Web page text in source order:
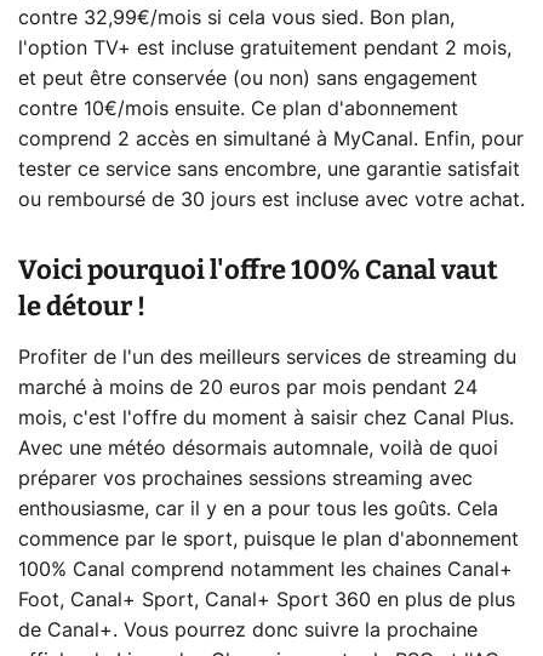
contre 32,99€/mois si cela vous sied. Bon plan,
l'option TV+ est incluse gratuitement pendant 2 mois,
et peut être conservée (ou non) sans engagement
contre 10€/mois ensuite. Ce plan d'abonnement
comprend 2 accès en simultané à MyCanal. Enfin, pour
tester ce service sans encombre, une garantie satisfait
ou remboursé de 30 jours est incluse avec votre achat.
Voici pourquoi l'offre 100% Canal vaut
le détour !
Profiter de l'un des meilleurs services de streaming du
marché à moins de 20 euros par mois pendant 24
mois, c'est l'offre du moment à saisir chez Canal Plus.
Avec une météo désormais automnale, voilà de quoi
préparer vos prochaines sessions streaming avec
enthousiasme, car il y en a pour tous les goûts. Cela
commence par le sport, puisque le plan d'abonnement
100% Canal comprend notamment les chaines Canal+
Foot, Canal+ Sport, Canal+ Sport 360 en plus de plus
de Canal+. Vous pourrez donc suivre la prochaine